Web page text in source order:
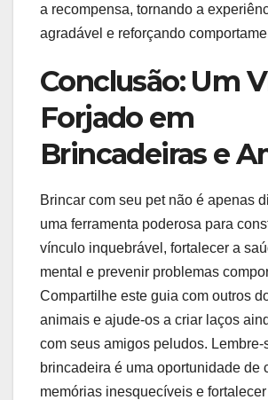
a recompensa, tornando a
agradável e reforçando
Conclusão: Um
Forjado em
Brincadeiras e
Brincar com seu pet não é apenas
uma ferramenta poderosa para
vínculo inquebrável, fortalecer a
mental e prevenir problemas
Compartilhe este guia com outros
animais e ajude-os a criar laços
com seus amigos peludos. Lembre-
brincadeira é uma oportunidade de
memórias inesquecíveis e